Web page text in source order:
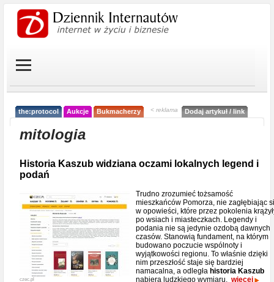
the:protocol Aukcje Bukmacherzy < reklama Dodaj artykuł / link
mitologia
Historia Kaszub widziana oczami lokalnych legend i
podań
czec.pl
Trudno zrozumieć tożsamość
mieszkańców Pomorza, nie zagłębiając
w opowieści, które przez pokolenia
po wsiach i miasteczkach. Legendy i
podania nie są jedynie ozdobą dawnych
czasów. Stanowią fundament, na którym
budowano poczucie wspólnoty i
wyjątkowości regionu. To właśnie dzięki
nim przeszłość staje się bardziej
namacalna, a odległa historia Kaszub
nabiera ludzkiego wymiaru. więcej